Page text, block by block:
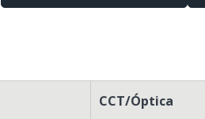
CCT/Óptica